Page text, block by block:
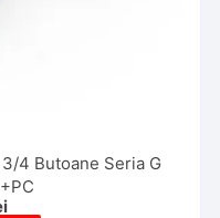
4 Butoane Seria G